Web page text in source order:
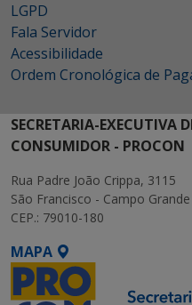
LGPD
Fala Servidor
Acessibilidade
Ordem Cronológica de
SECRETARIA-EXECUTIVA
CONSUMIDOR - PROCON
Rua Padre João Crippa, 3115
São Francisco - Campo
CEP.: 79010-180
MAPA